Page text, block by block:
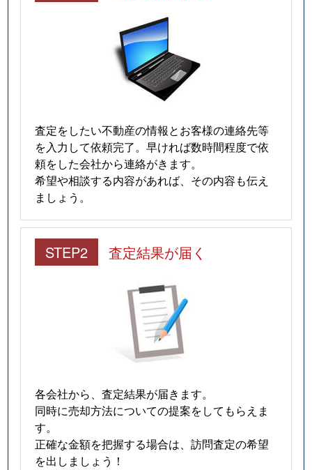
査定をしたい不動産の情報とお客様の連絡先等
を入力して依頼完了。早ければ数時間程度で依
頼をした会社から連絡がきます。
希望や相談する内容があれば、その内容も伝え
ましょう。
STEP2 査定結果が届く
各会社から、査定結果が届きます。
同時に売却方法についての提案をしてもらえま
す。
正確な金額を把握する場合は、訪問査定の希望
を出しましょう！